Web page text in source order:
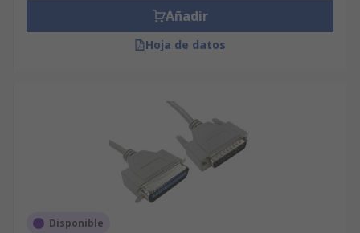
Añadir
Hoja de datos
Disponible